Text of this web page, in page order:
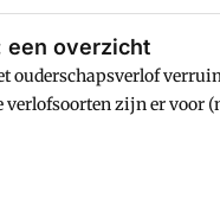
een overzicht
ouderschapsverlof
verlofsoorten zijn er voor